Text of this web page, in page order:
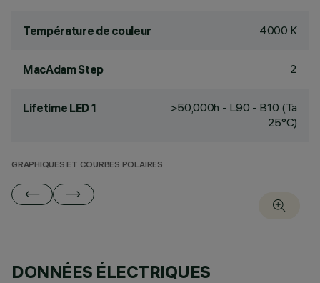
Température de couleur 4000 K
MacAdam Step 2
Lifetime LED 1
>50,000h - L90 - B10 (Ta
25°C)
GRAPHIQUES ET COURBES POLAIRES
DONNÉES ÉLECTRIQUES